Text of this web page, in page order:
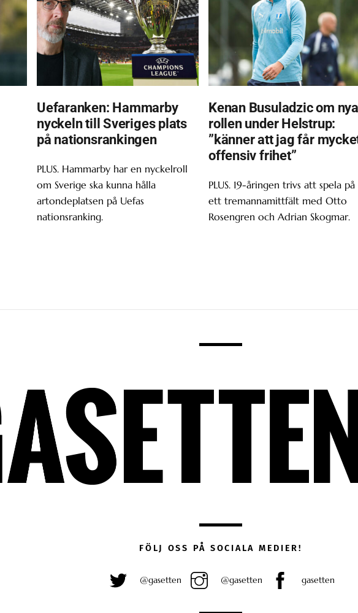
Uefaranken: Hammarby
nyckeln till Sveriges plats
på nationsrankingen
PLUS. Hammarby har en nyckelroll
om Sverige ska kunna hålla
artondeplatsen på Uefas
nationsranking.
Kenan Busuladzic om nya
rollen under Helstrup:
”känner att jag får
offensiv frihet”
PLUS. 19-åringen trivs att spela på
ett tremannamittfält med Otto
Rosengren och Adrian Skogmar.
FÖLJ OSS PÅ SOCIALA MEDIER!
@gasetten @gasetten gasetten